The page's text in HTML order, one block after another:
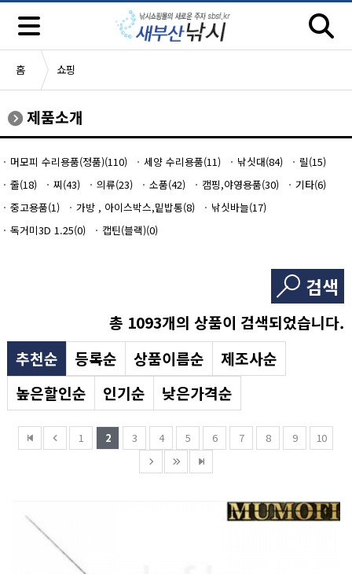
홈 쇼핑
제품소개
머모피 수리용품(정품)(110) 세양 수리용품(11) 낚싯대(84)
릴(15)
줄(18)
찌(43) 의류(23) 소품(42) 캠핑,야영용품(30)
기타(6)
중고용품(1)
가방 , 아이스박스,밑밥통(8)
낚싯바늘(17)
독거미3D 1.25(0)
캡틴(블랙)(0)
검색
총 1093개의 상품이 검색되었습니다.
추천순
등록순 상품이름순
제조사순
높은할인순
인기순 낮은가격순
1 2 3 4 5 6 7 8 9 10